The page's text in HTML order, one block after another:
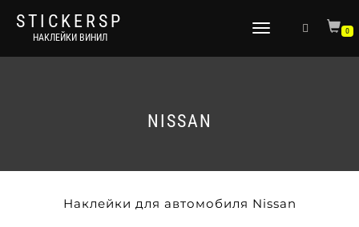
STICKERSP
НАКЛЕЙКИ ВИНИЛ
Переключить
0
NISSAN
Наклейки для автомобиля Nissan